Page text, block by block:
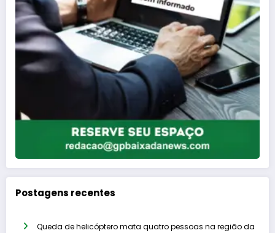
Postagens recentes
Queda de helicóptero mata quatro pessoas na região da